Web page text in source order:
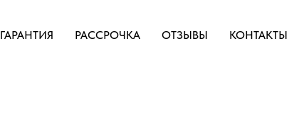
ГАРАНТИЯ РАССРОЧКА ОТЗЫВЫ КОНТАКТЫ